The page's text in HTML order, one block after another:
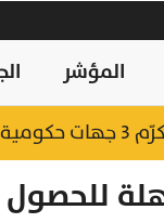
المؤشر
لعام 2025
للحصول